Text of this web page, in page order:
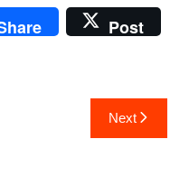
Post
Next